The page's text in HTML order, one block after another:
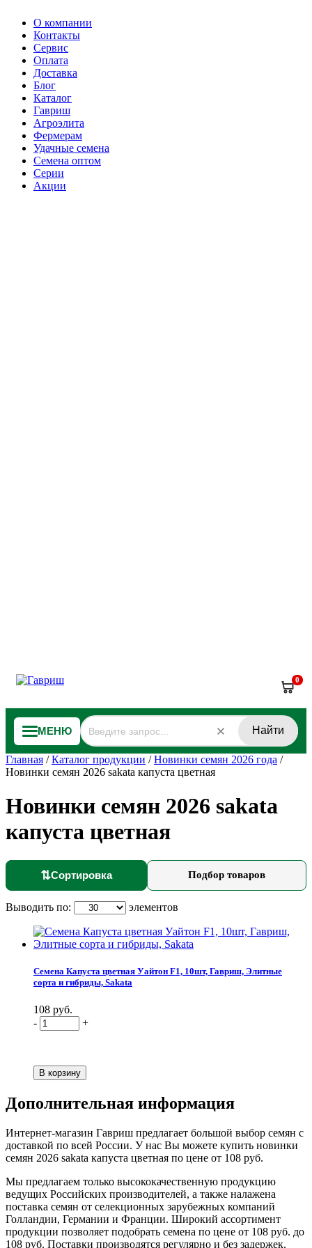
О компании
Контакты
Сервис
Оплата
Доставка
Блог
Каталог
Гавриш
Агроэлита
Фермерам
Удачные семена
Семена оптом
Серии
Акции
0
МЕНЮ Найти
Главная /Каталог продукции /Новинки семян 2026 года /
Новинки семян 2026 sakata капуста цветная
Новинки семян 2026 sakata
капуста цветная
⇅Сортировка Подбор товаров
Выводить по: элементов
Семена Капуста цветная Уайтон F1, 10шт, Гавриш, Элитные
сорта и гибриды, Sakata
108 руб.
-
+
Дополнительная информация
Интернет-магазин Гавриш предлагает большой выбор семян с
доставкой по всей России. У нас Вы можете купить новинки
семян 2026 sakata капуста цветная по цене от 108 руб.
Мы предлагаем только высококачественную продукцию
ведущих Российских производителей, а также налажена
поставка семян от селекционных зарубежных компаний
Голландии, Германии и Франции. Широкий ассортимент
продукции позволяет подобрать семена по цене от 108 руб. до
108 руб. Поставки производятся регулярно и без задержек.